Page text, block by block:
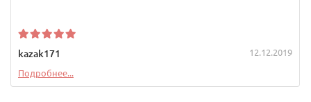
kazak171 12.12.2019
Подробнее...